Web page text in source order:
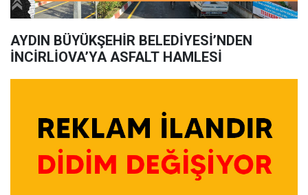
AYDIN BÜYÜKŞEHİR BELEDİYESİ’NDEN
İNCİRLİOVA’YA ASFALT HAMLESİ